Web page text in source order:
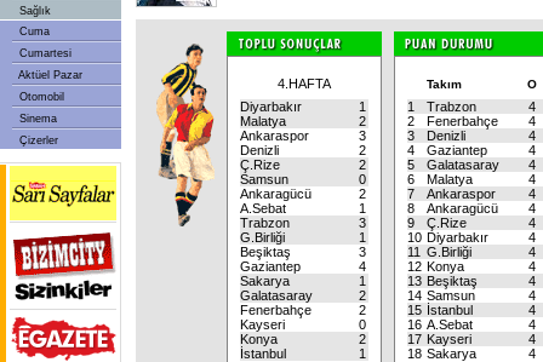
Sağlık
Cuma
Cumartesi
Aktüel Pazar
Otomobil
Sinema
Çizerler
4.HAFTA
Diyarbakır
1
Malatya
2
Ankaraspor
3
Denizli
2
Ç.Rize
2
Samsun
0
Ankaragücü
2
A.Sebat
1
Trabzon
3
G.Birliği
1
Beşiktaş
3
Gaziantep
4
Sakarya
1
Galatasaray
2
Fenerbahçe
2
Kayseri
0
Konya
2
İstanbul
1
Takım O
1 Trabzon
4
2
Fenerbahçe
4
3
Denizli
4
4
Gaziantep
4
5
Galatasaray
4
6
Malatya
4
7
Ankaraspor
4
8
Ankaragücü
4
9
Ç.Rize
4
10 Diyarbakır
4
11 G.Birliği
4
12 Konya
4
13 Beşiktaş
4
14 Samsun
4
15 İstanbul
4
16 A.Sebat
4
17 Kayseri
4
18 Sakarya 4